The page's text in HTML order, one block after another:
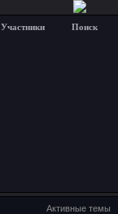
Участники Поиск
Активные темы